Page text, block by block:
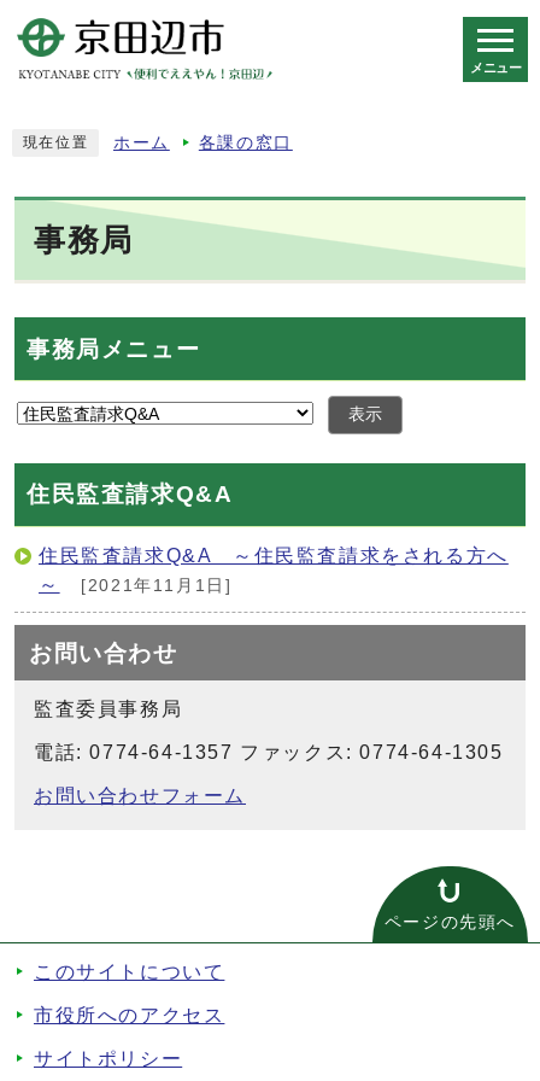
メニュー
現在位置 ホーム 各課の窓口
事務局
事務局メニュー
表示
住民監査請求Q&A
住民監査請求Q&A ～住民監査請求をされる方へ
～
[2021年11月1日]
お問い合わせ
監査委員事務局
電話: 0774-64-1357 ファックス: 0774-64-1305
お問い合わせフォーム
ページの先頭へ
このサイトについて
市役所へのアクセス
サイトポリシー